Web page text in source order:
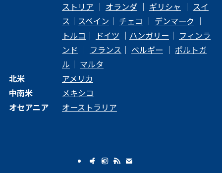
ストリア ｜ オランダ｜ ギリシャ ｜ スイ
ス ｜ スペイン ｜ チェコ ｜ デンマーク ｜
トルコ ｜ ドイツ ｜ ハンガリー ｜ フィンラ
ンド ｜ フランス ｜ ベルギー ｜ ポルトガ
ル ｜ マルタ
北米
アメリカ
中南米
メキシコ
オセアニア
オーストラリア